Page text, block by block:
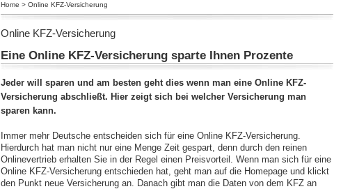
Home > Online KFZ-Versicherung
Online KFZ-Versicherung
Eine Online KFZ-Versicherung sparte Ihnen Prozente
Jeder will sparen und am besten geht dies wenn man eine Online KFZ-
Versicherung abschließt. Hier zeigt sich bei welcher Versicherung man
sparen kann.
Immer mehr Deutsche entscheiden sich für eine Online KFZ-Versicherung.
Hierdurch hat man nicht nur eine Menge Zeit gespart, denn durch den reinen
Onlinevertrieb erhalten Sie in der Regel einen Preisvorteil. Wenn man sich für eine
Online KFZ-Versicherung entschieden hat, geht man auf die Homepage und klickt
den Punkt neue Versicherung an. Danach gibt man die Daten von dem KFZ an